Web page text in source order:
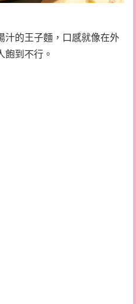
汁的王子麵，口感就像在外
飽到不行。